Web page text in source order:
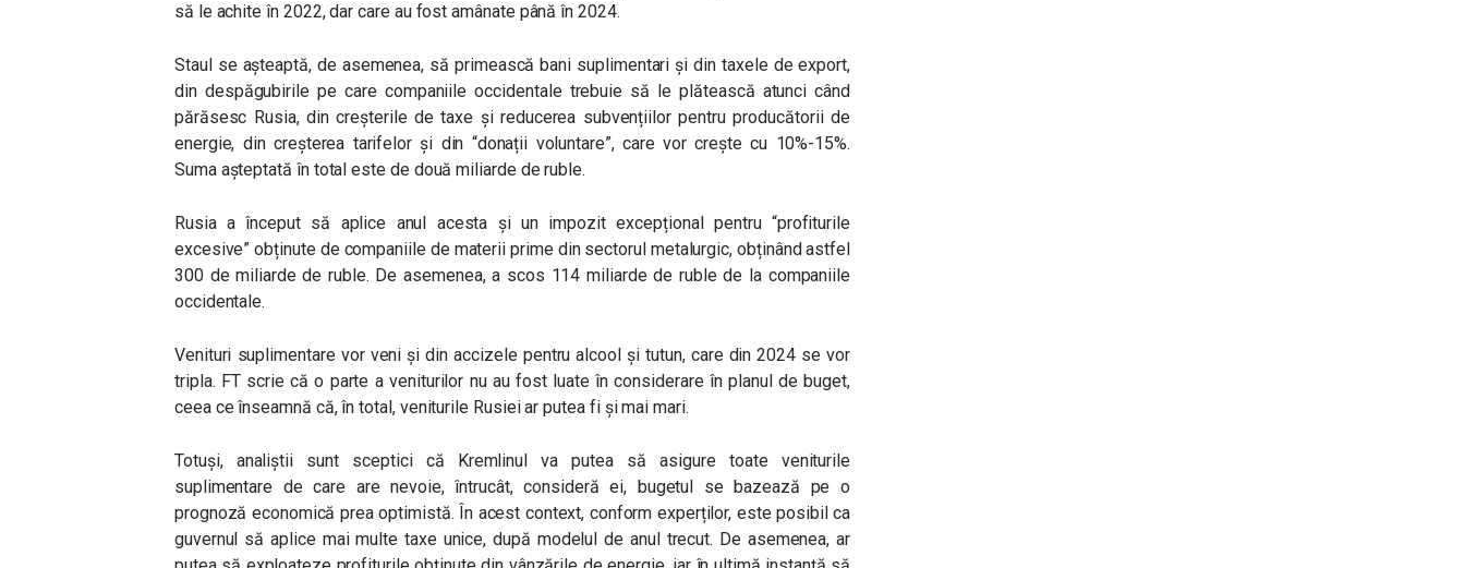
să le achite în 2022, dar care au fost amânate până în 2024.
Staul se așteaptă, de asemenea, să primească bani suplimentari și din taxele de export,
din despăgubirile pe care companiile occidentale trebuie să le plătească atunci când
părăsesc Rusia, din creșterile de taxe și reducerea subvențiilor pentru producătorii de
energie, din creșterea tarifelor și din “donații voluntare”, care vor crește cu 10%-15%.
Suma așteptată în total este de două miliarde de ruble.
Rusia a început să aplice anul acesta și un impozit excepțional pentru “profiturile
excesive” obținute de companiile de materii prime din sectorul metalurgic, obținând astfel
300 de miliarde de ruble. De asemenea, a scos 114 miliarde de ruble de la companiile
occidentale.
Venituri suplimentare vor veni și din accizele pentru alcool și tutun, care din 2024 se vor
tripla. FT scrie că o parte a veniturilor nu au fost luate în considerare în planul de buget,
ceea ce înseamnă că, în total, veniturile Rusiei ar putea fi și mai mari.
Totuși, analiștii sunt sceptici că Kremlinul va putea să asigure toate veniturile
suplimentare de care are nevoie, întrucât, consideră ei, bugetul se bazează pe o
prognoză economică prea optimistă. În acest context, conform experților, este posibil ca
guvernul să aplice mai multe taxe unice, după modelul de anul trecut. De asemenea, ar